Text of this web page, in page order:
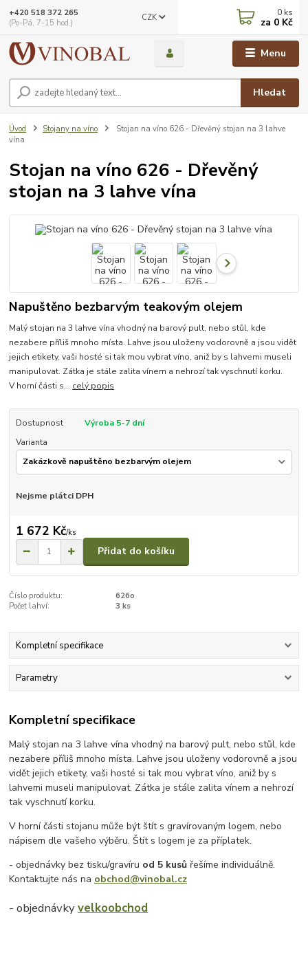
Menu
CZK
Hledat
+420 518 372 265
(Po-Pá, 7-15 hod.)
0 ks
za 0 Kč
Úvod Stojany na víno
Stojan na víno 626 - Dřevěný stojan na 3 lahve
vína
Stojan na víno 626 - Dřevěný
stojan na 3 lahve vína
Napuštěno bezbarvým teakovým olejem
Malý stojan na 3 lahve vína vhodný na barový pult, nebo stůl, kde
nezabere příliš mnoho místa. Lahve jsou uloženy vodorovně a jsou vidět
jejich etikety, vaši hosté si tak mou vybrat víno, aniž by s lahvemi museli
manipulovat. Zátka je stále zalita vínem a nehrozí tak vyschnutí korku.
V horní části s... celý popis
Dostupnost
Výroba 5-7 dní
Varianta
Nejsme plátci DPH
1 672 Kč/ks
Přidat do košíku
Číslo produktu:
626o
Počet lahví:
3 ks
Kompletní specifikace
Parametry
Kompletní specifikace
Malý stojan na 3 lahve vína vhodný na barový pult, nebo stůl, kde
nezabere příliš mnoho místa. Lahve jsou uloženy vodorovně a jsou
vidět jejich etikety, vaši hosté si tak mou vybrat víno, aniž by s
lahvemi museli manipulovat. Zátka je stále zalita vínem a nehrozí
tak vyschnutí korku.
V horní části stojanu může být štít s gravírovaným logem, nebo
nápisem dle vašeho výběru. Štít s logem je za příplatek.
- objednávky bez tisku/gravíru od 5 kusů řešíme individuálně.
Kontaktujte nás na obchod@vinobal.cz
- objednávkyvelkoobchod